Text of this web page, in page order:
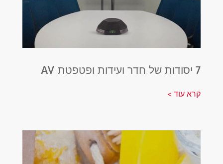
7 יסודות של חדר ועידות ופטפטת AV
קרא עוד >